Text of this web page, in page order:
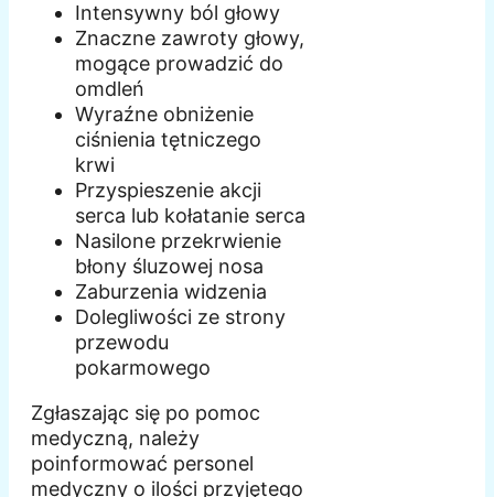
Intensywny ból głowy
Znaczne zawroty głowy,
mogące prowadzić do
omdleń
Wyraźne obniżenie
ciśnienia tętniczego
krwi
Przyspieszenie akcji
serca lub kołatanie serca
Nasilone przekrwienie
błony śluzowej nosa
Zaburzenia widzenia
Dolegliwości ze strony
przewodu
pokarmowego
Zgłaszając się po pomoc
medyczną, należy
poinformować personel
medyczny o ilości przyjętego